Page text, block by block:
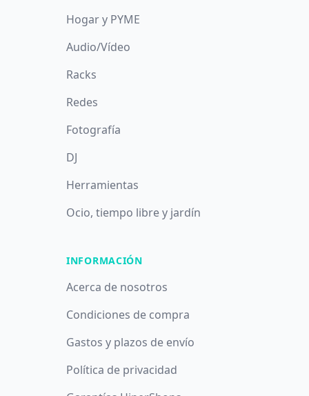
Hogar y PYME
Audio/Vídeo
Racks
Redes
Fotografía
DJ
Herramientas
Ocio, tiempo libre y jardín
INFORMACIÓN
Acerca de nosotros
Condiciones de compra
Gastos y plazos de envío
Política de privacidad